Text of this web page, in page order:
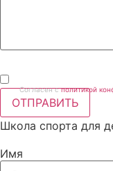
Согласен с политикой
ОТПРАВИТЬ
Школа спорта для
Имя